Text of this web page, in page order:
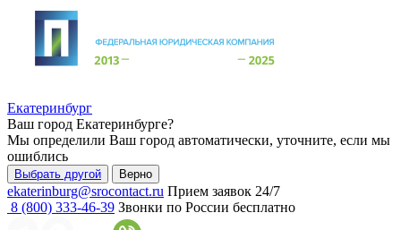
Екатеринбург
Ваш город Екатеринбурге?
Мы определили Ваш город автоматически, уточните, если мы
ошиблись
Выбрать другой Верно
ekaterinburg@srocontact.ru Прием заявок 24/7
8 (800) 333-46-39 Звонки по России бесплатно